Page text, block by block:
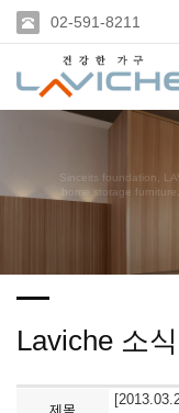
02-591-8211
Sinceits foundation,
home storage
Laviche 소식
제목